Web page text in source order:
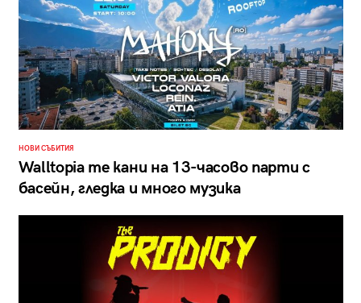
НОВИ СЪБИТИЯ
Walltopia те кани на 13-часово парти с
басейн, гледка и много музика